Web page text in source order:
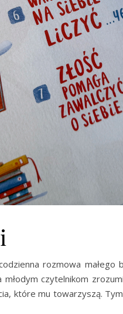
rozmowa
czytelnikom
które mu towarzyszą.